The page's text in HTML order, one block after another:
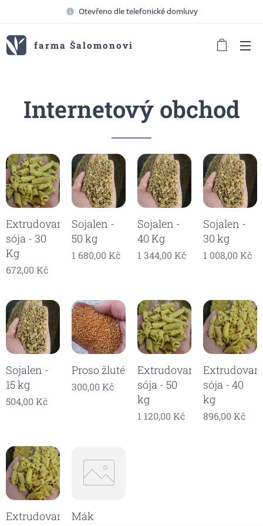
Otevřeno dle telefonické domluvy
farma Šalomonovi
Internetový obchod
Extrudovaná
sója - 30
Kg
672,00Kč
Sojalen -
50 kg
1 680,00Kč
Sojalen -
40 Kg
1 344,00Kč
Sojalen -
30 kg
1 008,00Kč
Sojalen -
15 kg
504,00Kč
Proso žluté
300,00Kč
Extrudovaná
sója - 50
kg
1 120,00Kč
sója - 40
kg
896,00Kč
Extrudovaná
Mák